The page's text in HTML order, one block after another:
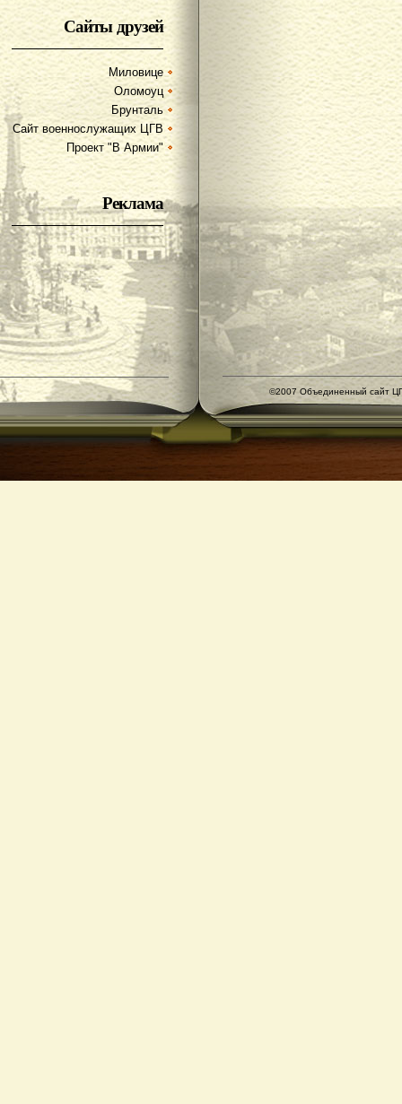
Сайты друзей
Миловице
Оломоуц
Брунталь
Сайт военнослужащих ЦГВ
Проект "В Армии"
Реклама
©2007 Объединенный сайт